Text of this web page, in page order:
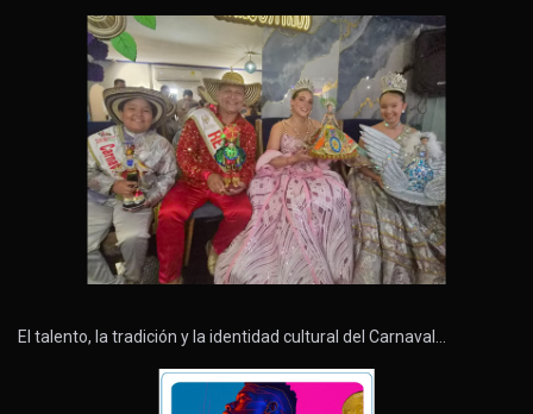
El talento, la tradición y la identidad cultural del Carnaval…